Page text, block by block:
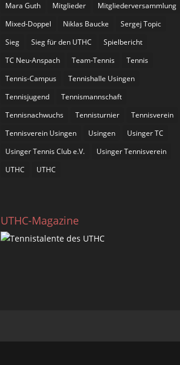
Mara Guth
Mitglieder
Mitgliederversammlung
Mixed-Doppel
Niklas Baucke
Sergej Topic
Sieg
Sieg für den UTHC
Spielbericht
TC Neu-Anspach
Team-Tennis
Tennis
Tennis-Campus
Tennishalle Usingen
Tennisjugend
Tennismannschaft
Tennisnachwuchs
Tennisturnier
Tennisverein
Tennisverein Usingen
Usingen
Usinger TC
Usinger Tennis Club e.V.
Usinger Tennisverein
UTHC
UTHC
UTHC-Magazine